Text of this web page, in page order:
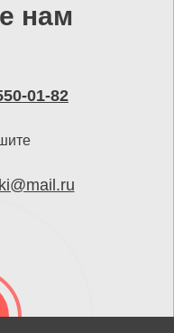
нам
01-82